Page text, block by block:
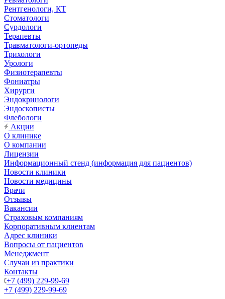
Рентгенологи, КТ
Стоматологи
Сурдологи
Терапевты
Травматологи-ортопеды
Трихологи
Урологи
Физиотерапевты
Фониатры
Хирурги
Эндокринологи
Эндоскописты
Флебологи
Акции
О клинике
О компании
Лицензии
Информационный стенд (информация для пациентов)
Новости клиники
Новости медицины
Врачи
Отзывы
Вакансии
Страховым компаниям
Корпоративным клиентам
Адрес клиники
Вопросы от пациентов
Менеджмент
Случаи из практики
Контакты
+7 (499) 229-99-69
+7 (499) 229-99-69